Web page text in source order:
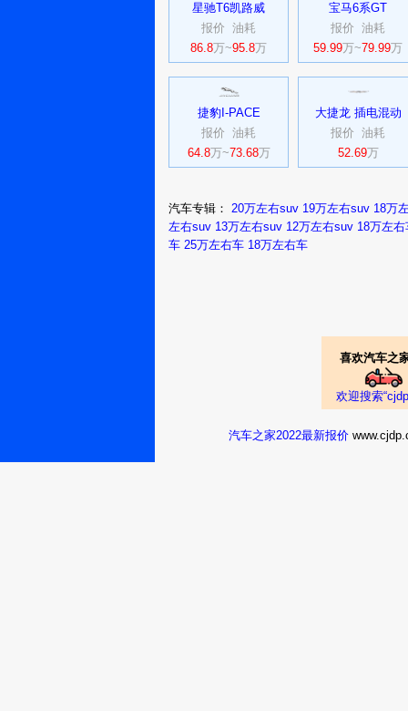
星驰T6凯路威
报价 油耗
86.8万~95.8万
宝马6系GT
报价 油耗
59.99万~79.99万
捷豹I-PACE
报价 油耗
64.8万~73.68万
大捷龙 插电混动
报价 油耗
52.69万
汽车专辑： 20万左右suv 19万左右suv 18万
左右suv 13万左右suv 12万左右suv 18万左右
车 25万左右车 18万左右车
喜欢汽车之
欢迎搜索
汽车之家2022最新报价